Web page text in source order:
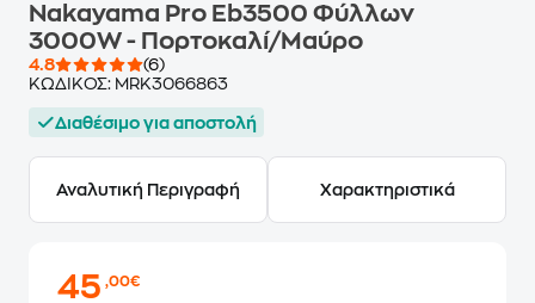
Nakayama Pro Eb3500 Φύλλων
3000W - Πορτοκαλί/Μαύρο
4.8
(6)
ΚΩΔΙΚΟΣ: MRK3066863
Διαθέσιμο για αποστολή
Αναλυτική Περιγραφή Χαρακτηριστικά
45,00€